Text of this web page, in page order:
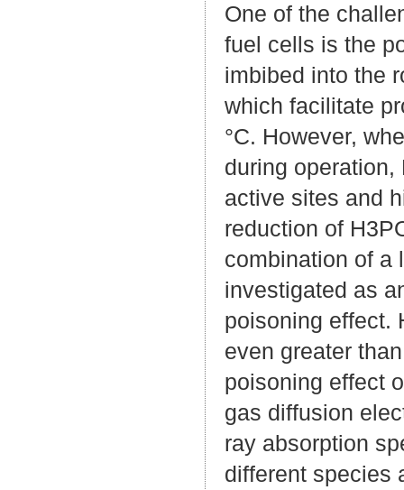
One of the
fuel cells is the
imbibed into the
which facilitate
°C. However,
during
active sites and
reduction of
combination of a
investigated as
poisoning effect.
even greater
poisoning effect
gas diffusion
ray absorption
different species